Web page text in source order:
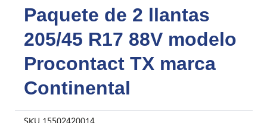
Paquete de 2 llantas
205/45 R17 88V modelo
Procontact TX marca
Continental